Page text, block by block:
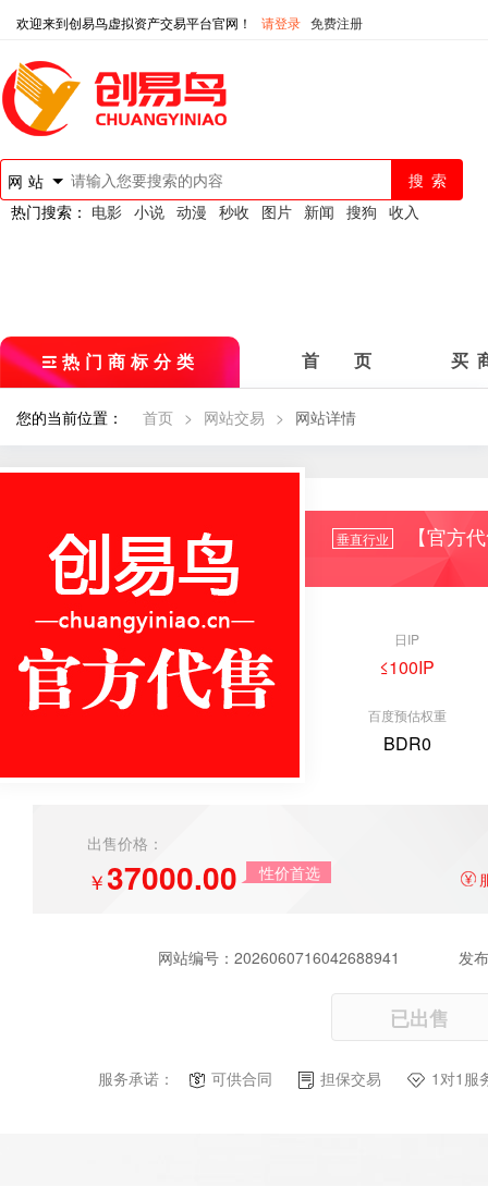
欢迎来到创易鸟虚拟资产交易平台官网！ 请登录 免费注册
网站
热门搜索： 电影 小说 动漫 秒收 图片 新闻 搜狗 收入
热门商标分类 首 页 买
您的当前位置： 首页 > 网站交易 > 网站详情
垂直行业 【官方
日IP
≤100IP
百度预估权重
BDR0
出售价格：
￥37000.00 性价首选
网站编号： 2026060716042688941 发
已出售
服务承诺： 可供合同 担保交易 1对1服